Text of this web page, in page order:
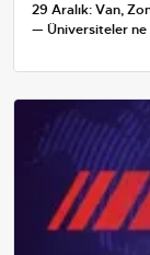
29 Aralık: Van,
— Üniversiteler ne